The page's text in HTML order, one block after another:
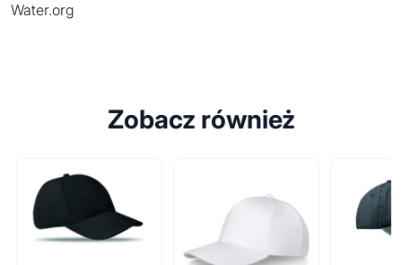
Water.org
Zobacz również